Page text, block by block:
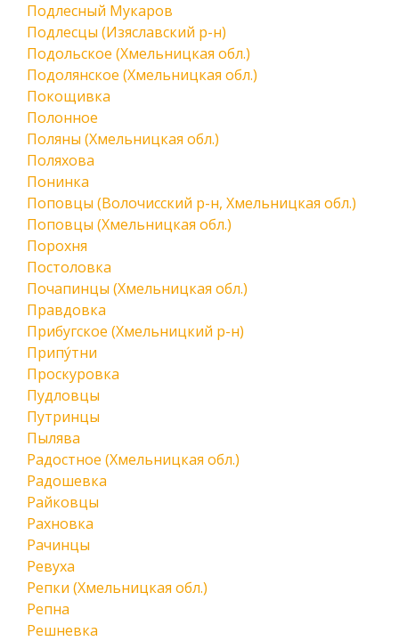
Подлесный Мукаров
Подлесцы (Изяславский р-н)
Подольское (Хмельницкая обл.)
Подолянское (Хмельницкая обл.)
Покощивка
Полонное
Поляны (Хмельницкая обл.)
Поляхова
Понинка
Поповцы (Волочисский р-н, Хмельницкая обл.)
Поповцы (Хмельницкая обл.)
Порохня
Постоловка
Почапинцы (Хмельницкая обл.)
Правдовка
Прибугское (Хмельницкий р-н)
Припу́тни
Проскуровка
Пудловцы
Путринцы
Пылява
Радостное (Хмельницкая обл.)
Радошевка
Райковцы
Рахновка
Рачинцы
Ревуха
Репки (Хмельницкая обл.)
Репна
Решневка